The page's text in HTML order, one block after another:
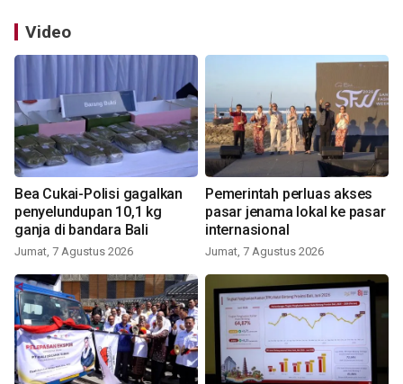
Video
Bea Cukai-Polisi gagalkan
penyelundupan 10,1 kg
ganja di bandara Bali
Jumat, 7 Agustus 2026
Pemerintah perluas akses
pasar jenama lokal ke pasar
internasional
Jumat, 7 Agustus 2026